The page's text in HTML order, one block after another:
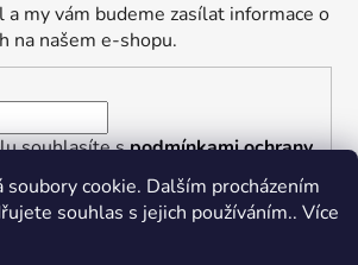
cookie. Dalším procházením
souhlas s jejich používáním.. Více
my vám budeme zasílat informace o
na našem e-shopu.
souhlasíte spodmínkami ochrany